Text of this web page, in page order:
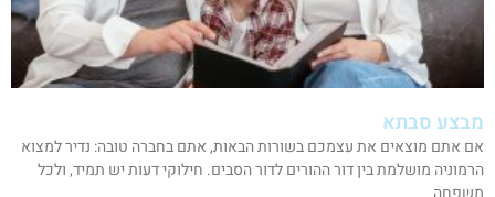
מבצע סבתא
אם אתם מוצאים את עצמכם בשורות הבאות, אתם בחברה טובה: נדיר למצוא
הרמוניה מושלמת בין דור ההורים לדור הסבים. חילוקי דעות יש תמיד, ולכל